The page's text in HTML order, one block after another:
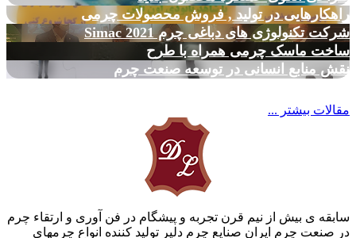
راهکارهایی در تولید , فروش محصولات چرمی
شرکت تکنولوژی های دباغی چرم Simac 2021
ساخت ماسک چرمی همراه با طرح
نقش منابع انسانی در توسعه صنعت چرم
مقالات بیشتر ...
سابقه ی بیش از نیم قرن تجربه و پیشگام در فن آوری و ارتقاء چرم
در صنعت چرم ایران صنایع چرم دلیر تولید کننده انواع چرمهای